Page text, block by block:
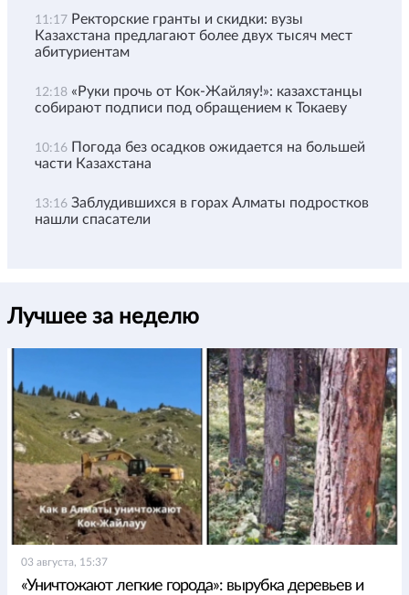
11:17 Ректорские гранты и скидки: вузы
Казахстана предлагают более двух тысяч мест
абитуриентам
12:18 «Руки прочь от Кок-Жайляу!»: казахстанцы
собирают подписи под обращением к Токаеву
10:16 Погода без осадков ожидается на большей
части Казахстана
13:16 Заблудившихся в горах Алматы подростков
нашли спасатели
Лучшее за неделю
03 августа, 15:37
«Уничтожают легкие города»: вырубка деревьев и